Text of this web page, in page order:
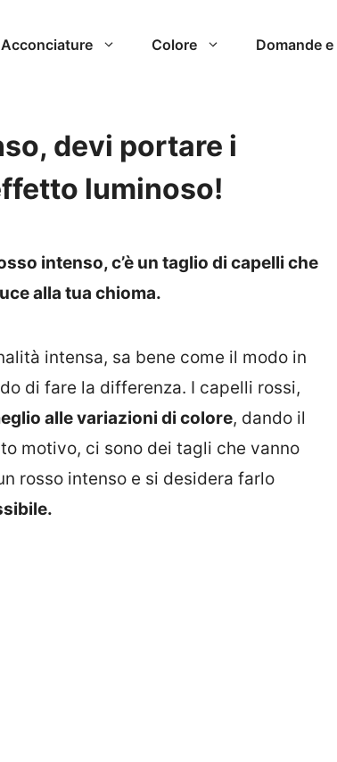
Acconciature Colore Domande
devi portare i
luminoso!
intenso, c’è un taglio di capelli che
alla tua chioma.
intensa, sa bene come il modo in
di fare la differenza. I capelli rossi,
alle variazioni di colore, dando il
motivo, ci sono dei tagli che vanno
rosso intenso e si desidera farlo